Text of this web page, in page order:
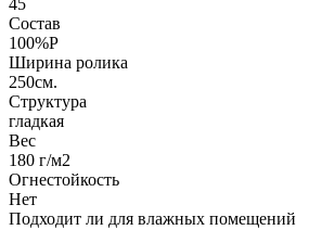
Состав
100%P
Ширина ролика
250см.
Структура
гладкая
Вес
180 г/м2
Огнестойкость
Нет
Подходит ли для влажных помещений